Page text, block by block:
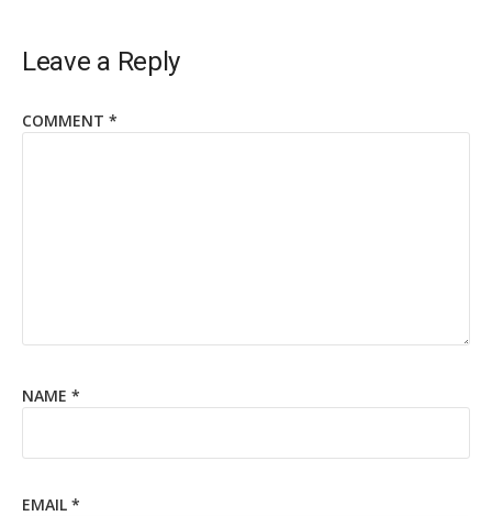
Leave a Reply
COMMENT *
NAME *
EMAIL *